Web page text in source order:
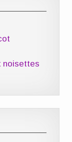
noisettes